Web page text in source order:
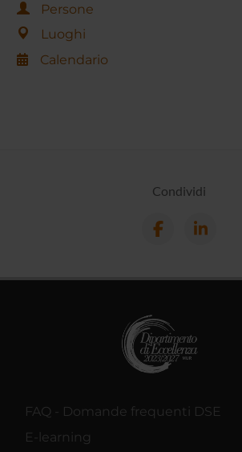
Persone
Luoghi
Calendario
Condividi
FAQ - Domande frequenti DSE
E-learning